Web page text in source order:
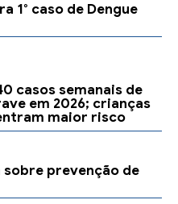
1° caso de Dengue
casos semanais de
em 2026; crianças
maior risco
prevenção de